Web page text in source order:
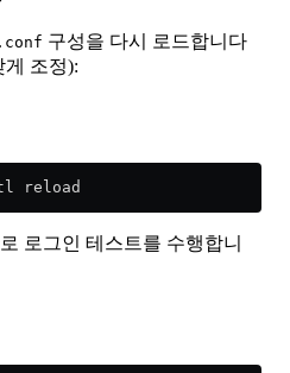
구성을 다시 로드합니다
게 조정):
reload
로 로그인 테스트를 수행합니